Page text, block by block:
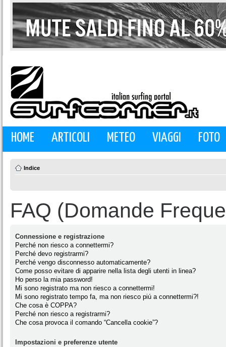
HOME ARTICOLI METEO VIAGGI FOTO
Indice
FAQ (Domande
Connessione e registrazione
Perché non riesco a connettermi?
Perché devo registrarmi?
Perché vengo disconnesso automaticamente?
Come posso evitare di apparire nella lista degli utenti in linea?
Ho perso la mia password!
Mi sono registrato ma non riesco a connettermi!
Mi sono registrato tempo fa, ma non riesco piú a connettermi?!
Che cosa è COPPA?
Perché non riesco a registrarmi?
Che cosa provoca il comando “Cancella cookie”?
Impostazioni e preferenze utente